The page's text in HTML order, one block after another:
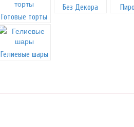
Готовые торты
Без Декора
Гелиевые шары